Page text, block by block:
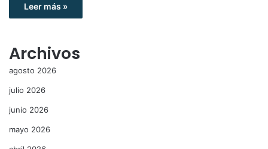
Leer más »
Archivos
agosto 2026
julio 2026
junio 2026
mayo 2026